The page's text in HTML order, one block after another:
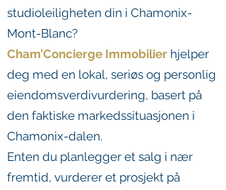
studioleiligheten din i Chamonix-
Mont-Blanc?
Cham’Concierge Immobilier hjelper
deg med en lokal, seriøs og personlig
eiendomsverdivurdering, basert på
den faktiske markedssituasjonen i
Chamonix-dalen.
Enten du planlegger et salg i nær
fremtid, vurderer et prosjekt på